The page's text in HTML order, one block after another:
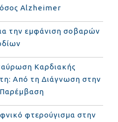
Alzheimer
την εμφάνιση σοβαρών
Καρδιακής
Από τη Διάγνωση στην
φτερούγισμα στην